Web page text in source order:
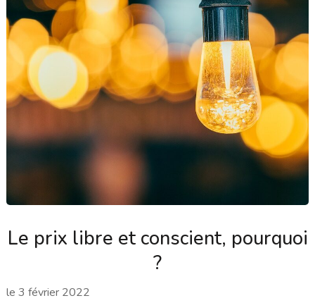
Le prix libre et conscient, pourquoi
?
le 3 février 2022